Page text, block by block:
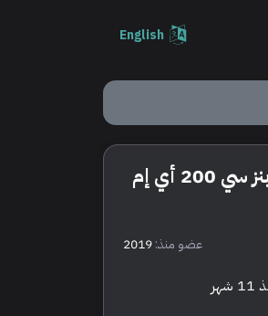
English
2025 مرسيدس - بنز سي 200 أي إم
عضو منذ:2019